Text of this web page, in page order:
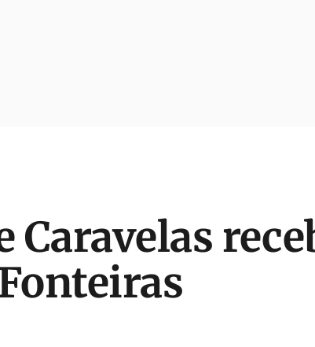
Caravelas